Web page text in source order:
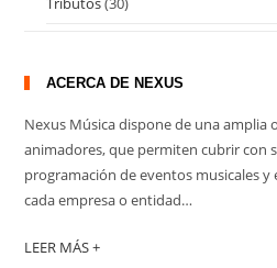
ACERCA DE NEXUS
Nexus Música dispone de una amplia
animadores, que permiten cubrir con
programación de eventos musicales y
cada empresa o entidad…
LEER MÁS +